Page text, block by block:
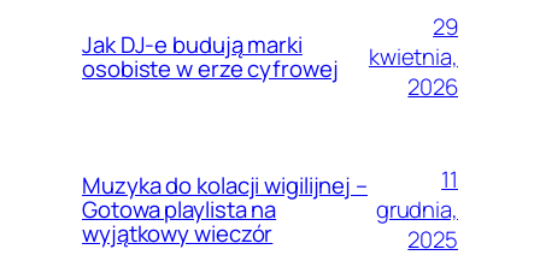
Jak DJ-e budują marki
osobiste w erze cyfrowej
29
kwietnia,
2026
Muzyka do kolacji wigilijnej –
Gotowa playlista na
wyjątkowy wieczór
11
grudnia,
2025